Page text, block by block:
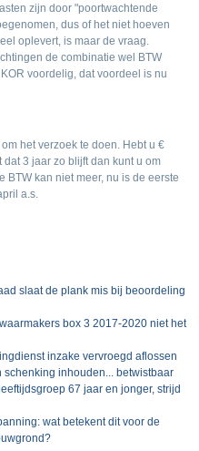
zijn door "poortwachtende
dus of het niet hoeven
oplevert, is maar de vraag.
de combinatie wel BTW
voordelig, dat voordeel is nu
het verzoek te doen. Hebt u €
3 jaar zo blijft dan kunt u om
kan niet meer, nu is de eerste
a.s.
slaat de plank mis bij beoordeling
box 3 2017-2020 niet het
inzake vervroegd aflossen
inhouden... betwistbaar
67 jaar en jonger, strijd
wat betekent dit voor de